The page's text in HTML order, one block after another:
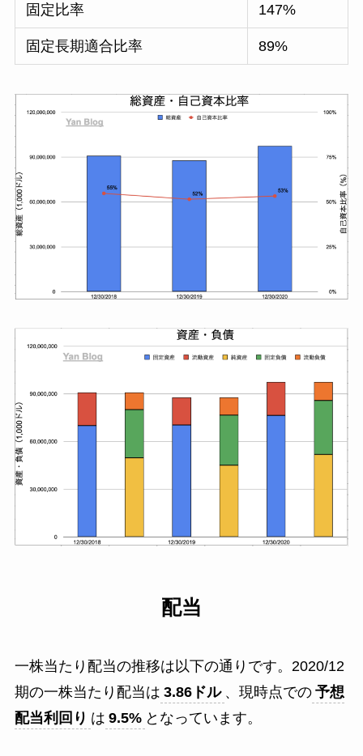
固定比率 147%
固定長期適合比率 89%
配当
一株当たり配当の推移は以下の通りです。2020/12
期の一株当たり配当は 3.86ドル 、現時点での 予想
配当利回り は 9.5% となっています。